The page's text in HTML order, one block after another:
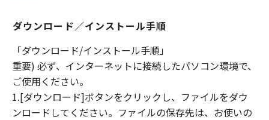
ダウンロード／インストール手順
「ダウンロード/インストール手順」
重要) 必ず、インターネットに接続したパソコン環境で、
ご使用ください。
1.[ダウンロード]ボタンをクリックし、ファイルをダウ
ンロードしてください。ファイルの保存先は、お使いの